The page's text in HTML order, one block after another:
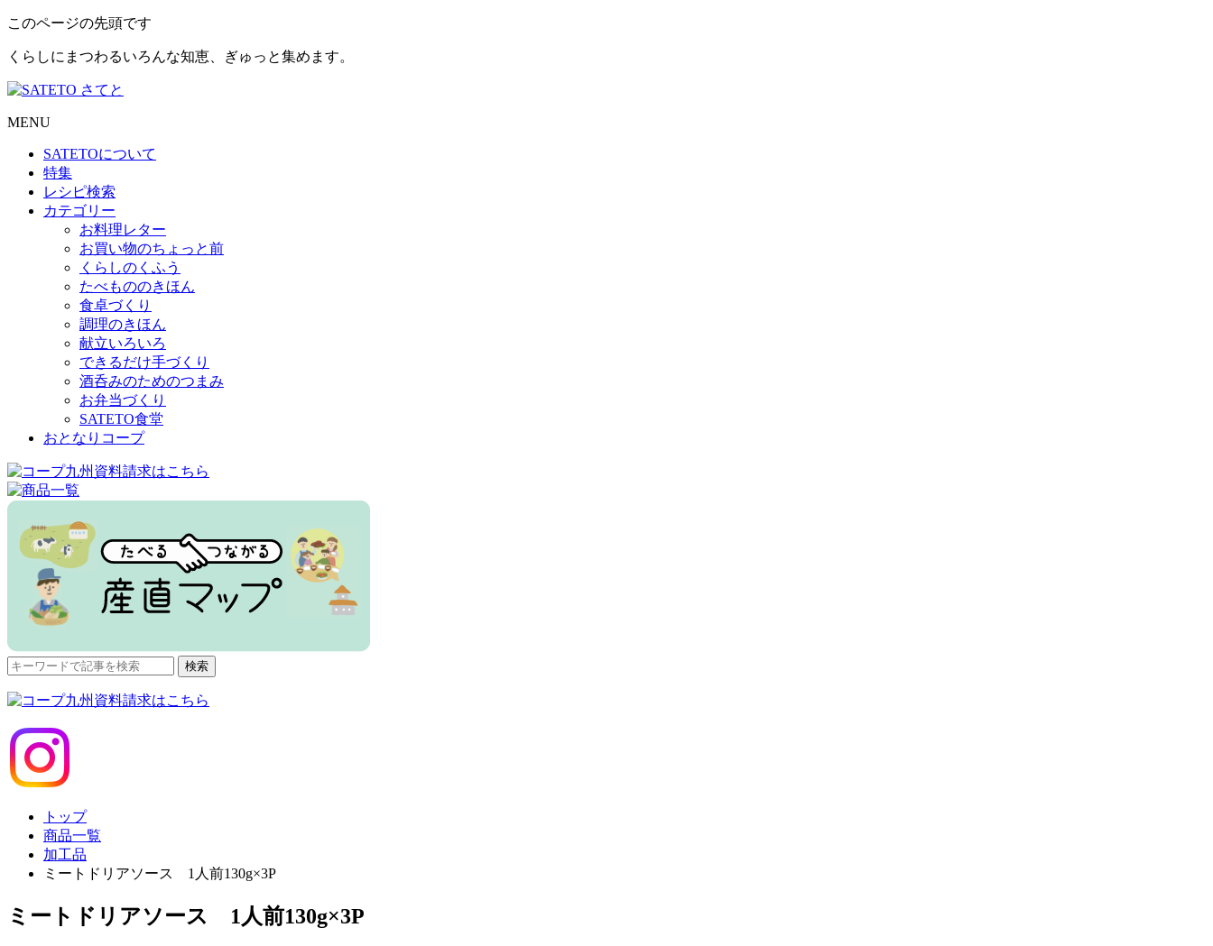
このページの先頭です
くらしにまつわるいろんな知恵、ぎゅっと集めます。
MENU
SATETOについて
特集
レシピ検索
カテゴリー
お料理レター
お買い物のちょっと前
くらしのくふう
たべもののきほん
食卓づくり
調理のきほん
献立いろいろ
できるだけ手づくり
酒呑みのためのつまみ
お弁当づくり
SATETO食堂
おとなりコープ
検
対
検索
トップ
商品一覧
加工品
ミートドリアソース 1人前130g×3P
ミートドリアソース 1人前130g×3P